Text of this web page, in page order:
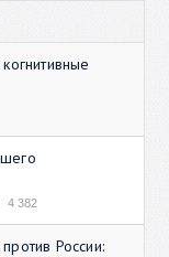
4 382
России: